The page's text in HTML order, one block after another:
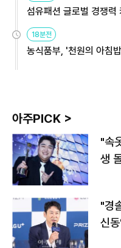
섬유패션 글로벌 경쟁
원
18분전
농식품부, '천원의 아침
아주PICK >
"속
생
"경
신